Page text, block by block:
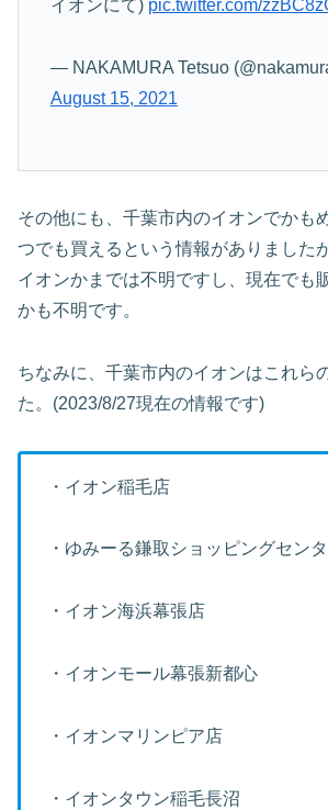
イオンにて) pic.twitter.com/
— NAKAMURA Tetsuo
August 15, 2021
その他にも、千葉市内のイオンでかも
つでも買えるという情報がありました
イオンかまでは不明ですし、現在でも
かも不明です。
ちなみに、千葉市内のイオンはこれら
た。(2023/8/27現在の情報です)
・イオン稲毛店
・ゆみーる鎌取ショッピングセン
・イオン海浜幕張店
・イオンモール幕張新都心
・イオンマリンピア店
・イオンタウン稲毛長沼